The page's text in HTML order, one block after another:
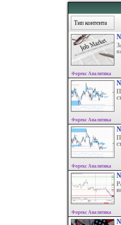
Тип контента
Форекс Аналитика
Форекс Аналитика
Форекс Аналитика
Форекс Аналитика